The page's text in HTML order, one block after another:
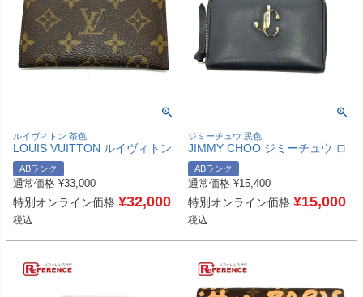
ルイヴィトン 茶色
LOUIS VUITTON ルイヴィトン
T61922 コンパクトウォレット
USA限定 財布 がま口 ミニウォ
レット コインケース カード 2
つ折り財布 モノグラムキャンバ
ス レディース ブラウン 【中
古】
ABランク
通常価格 ¥33,000
特別オンライン価格 ¥32,000
税込
ジミーチュウ 黒色
JIMMY CHOO ジミーチュウ ロ
ゴ ラウンドジップ ウォレット
財布 小銭入れ 2つ折り財布 レ
ザー レディース ブラック 【中
古】
ABランク
通常価格 ¥15,400
特別オンライン価格 ¥15,000
税込